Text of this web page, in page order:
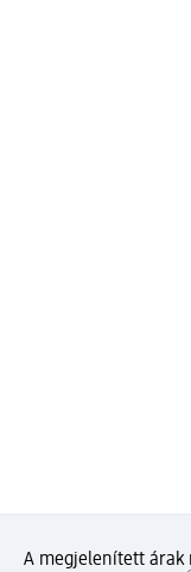
A megjelenített árak